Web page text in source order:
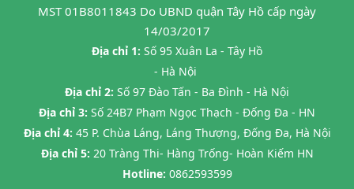
MST 01B8011843 Do UBND quận Tây Hồ cấp ngày
14/03/2017
Địa chỉ 1: Số 95 Xuân La - Tây Hồ
- Hà Nội
Địa chỉ 2: Số 97 Đào Tấn - Ba Đình - Hà Nội
Địa chỉ 3: Số 24B7 Phạm Ngọc Thạch - Đống Đa - HN
Địa chỉ 4: 45 P. Chùa Láng, Láng Thượng, Đống Đa, Hà Nội
Địa chỉ 5: 20 Tràng Thi- Hàng Trống- Hoàn Kiếm HN
Hotline: 0862593599